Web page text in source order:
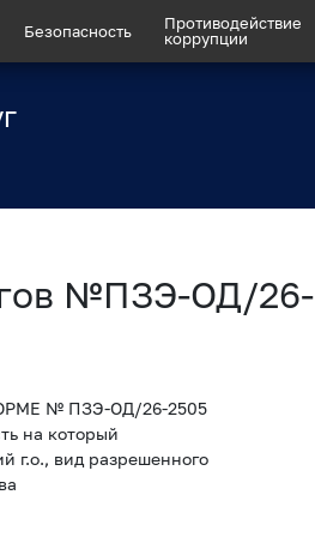
Безопасность
Противодействие
коррупции
№ПЗЭ-ОД/26-
№ ПЗЭ-ОД/26-2505
на который
г.о., вид разрешенного